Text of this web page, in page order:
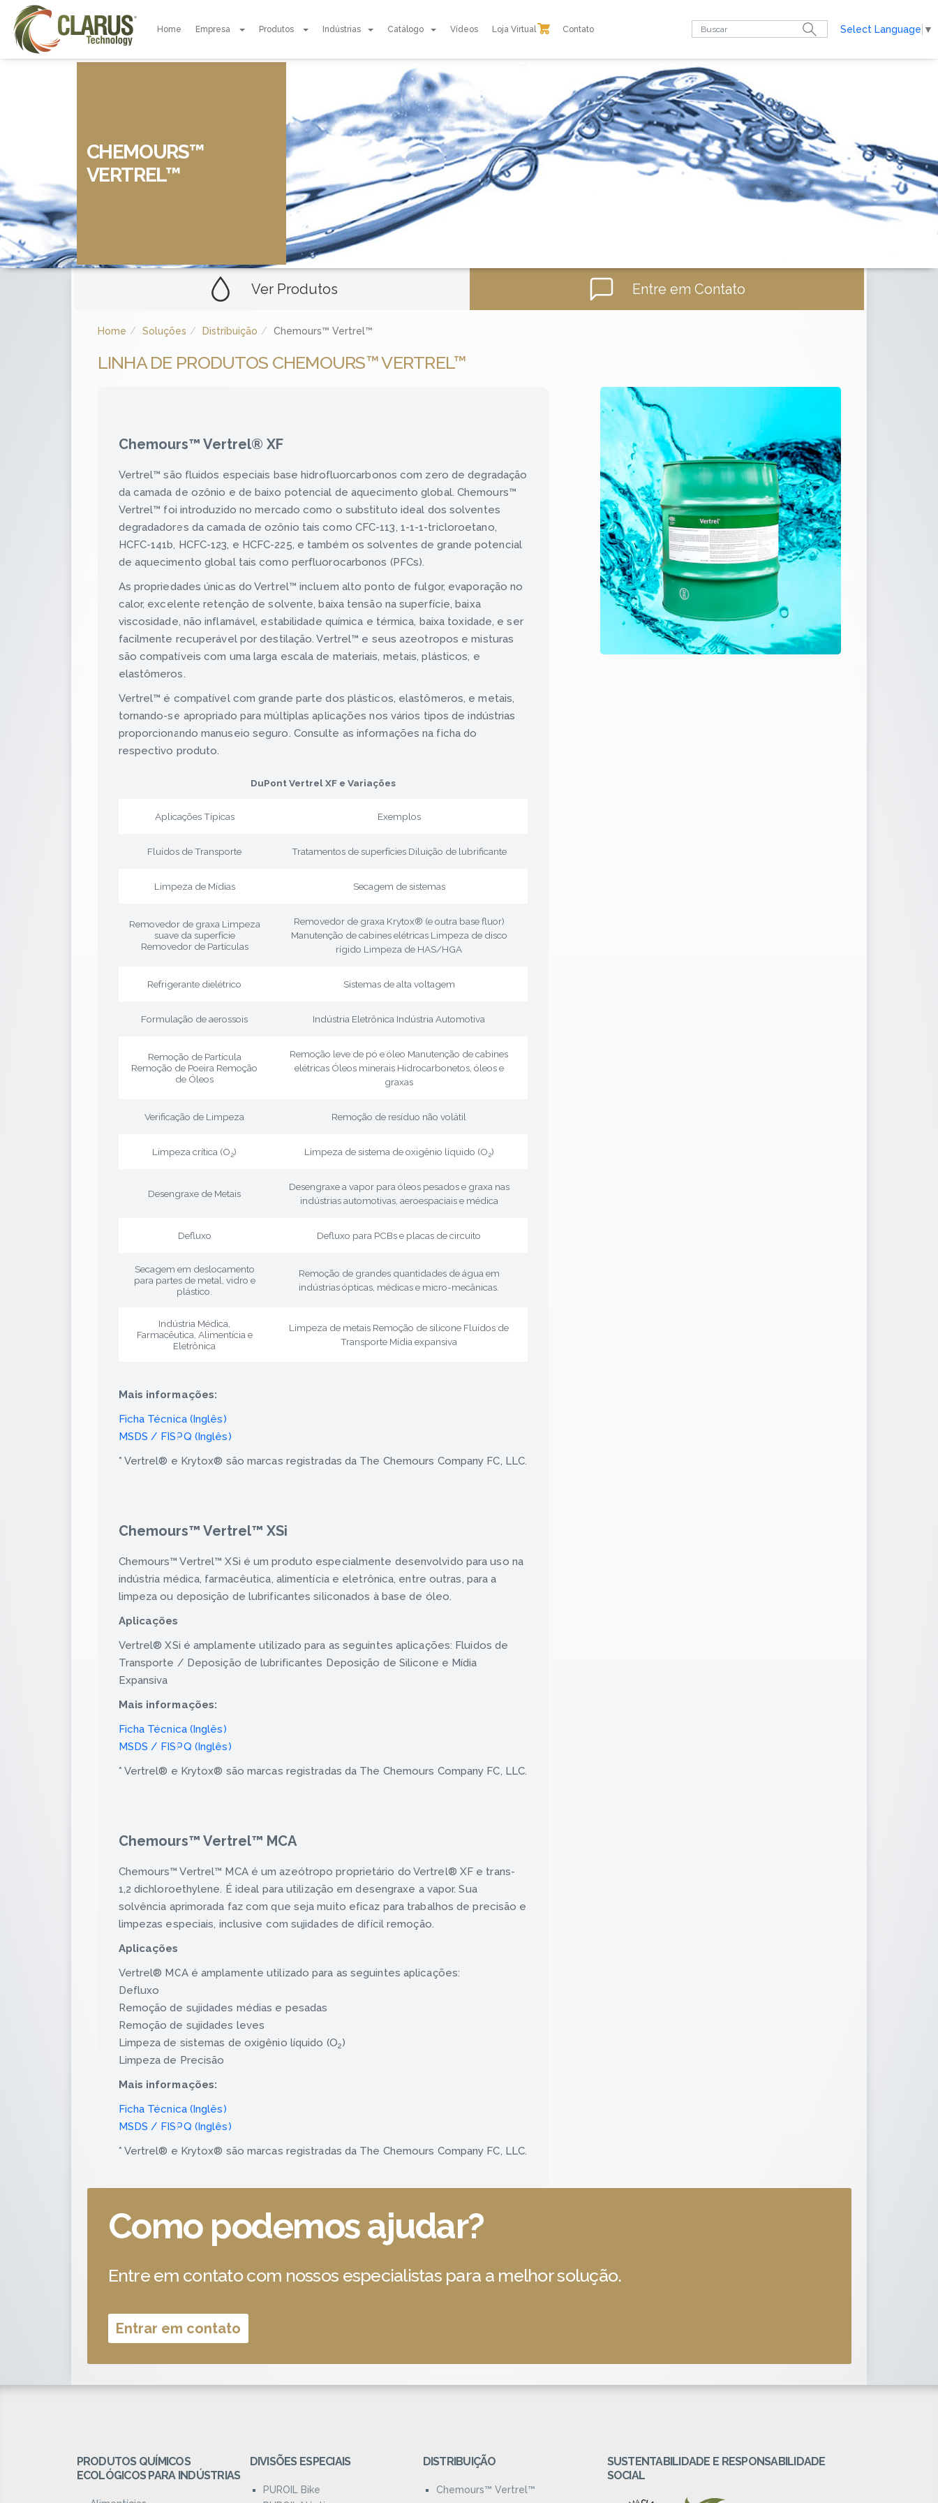
Home Empresa Produtos Indústrias Catálogo Vídeos Loja Virtual Contato Select Language ▼
CHEMOURS™
VERTREL™
Ver Produtos Entre em Contato
Home Soluções Distribuição Chemours™ Vertrel™
LINHA DE PRODUTOS CHEMOURS™ VERTREL™
Chemours™ Vertrel® XF
Vertrel™ são fluidos especiais base hidrofluorcarbonos com zero de degradação
da camada de ozônio e de baixo potencial de aquecimento global. Chemours™
Vertrel™ foi introduzido no mercado como o substituto ideal dos solventes
degradadores da camada de ozônio tais como CFC-113, 1-1-1-tricloroetano,
HCFC-141b, HCFC-123, e HCFC-225, e também os solventes de grande potencial
de aquecimento global tais como perfluorocarbonos (PFCs).
As propriedades únicas do Vertrel™ incluem alto ponto de fulgor, evaporação no
calor, excelente retenção de solvente, baixa tensão na superfície, baixa
viscosidade, não inflamável, estabilidade química e térmica, baixa toxidade, e ser
facilmente recuperável por destilação. Vertrel™ e seus azeotropos e misturas
são compatíveis com uma larga escala de materiais, metais, plásticos, e
elastômeros.
Vertrel™ é compatível com grande parte dos plásticos, elastômeros, e metais,
tornando-se apropriado para múltiplas aplicações nos vários tipos de indústrias
proporcionando manuseio seguro. Consulte as informações na ficha do
respectivo produto.
DuPont Vertrel XF e Variações
Aplicações Típicas Exemplos
Fluídos de Transporte Tratamentos de superfícies Diluição de lubrificante
Limpeza de Mídias Secagem de sistemas
Removedor de graxa Limpeza
suave da superfície
Removedor de Partículas
Removedor de graxa Krytox® (e outra base fluor)
Manutenção de cabines elétricas Limpeza de disco
rígido Limpeza de HAS/HGA
Refrigerante dielétrico Sistemas de alta voltagem
Formulação de aerossois Indústria Eletrônica Indústria Automotiva
Remoção de Partícula
Remoção de Poeira Remoção
de Óleos
Remoção leve de pó e óleo Manutenção de cabines
elétricas Óleos minerais Hidrocarbonetos, óleos e
graxas
Verificação de Limpeza Remoção de resíduo não volátil
Limpeza crítica (O2) Limpeza de sistema de oxigênio líquido (O2)
Desengraxe de Metais
Desengraxe a vapor para óleos pesados e graxa nas
indústrias automotivas, aeroespaciais e médica
Defluxo Defluxo para PCBs e placas de circuito
Secagem em deslocamento
para partes de metal, vidro e
plástico.
Remoção de grandes quantidades de água em
indústrias ópticas, médicas e micro-mecânicas.
Indústria Médica,
Farmacêutica, Alimentícia e
Eletrônica
Limpeza de metais Remoção de silicone Fluídos de
Transporte Mídia expansiva
Mais informações:
Ficha Técnica (Inglês)
MSDS / FISPQ (Inglês)
* Vertrel® e Krytox® são marcas registradas da The Chemours Company FC, LLC.
Chemours™ Vertrel™ XSi
Chemours™ Vertrel™ XSi é um produto especialmente desenvolvido para uso na
indústria médica, farmacêutica, alimentícia e eletrônica, entre outras, para a
limpeza ou deposição de lubrificantes siliconados à base de óleo.
Aplicações
Vertrel® XSi é amplamente utilizado para as seguintes aplicações: Fluidos de
Transporte / Deposição de lubrificantes Deposição de Silicone e Mídia
Expansiva
Mais informações:
Ficha Técnica (Inglês)
MSDS / FISPQ (Inglês)
* Vertrel® e Krytox® são marcas registradas da The Chemours Company FC, LLC.
Chemours™ Vertrel™ MCA
Chemours™ Vertrel™ MCA é um azeótropo proprietário do Vertrel® XF e trans-
1,2 dichloroethylene. É ideal para utilização em desengraxe a vapor. Sua
solvência aprimorada faz com que seja muito eficaz para trabalhos de precisão e
limpezas especiais, inclusive com sujidades de difícil remoção.
Aplicações
Vertrel® MCA é amplamente utilizado para as seguintes aplicações:
Defluxo
Remoção de sujidades médias e pesadas
Remoção de sujidades leves
Limpeza de sistemas de oxigênio líquido (O2)
Limpeza de Precisão
Mais informações:
Ficha Técnica (Inglês)
MSDS / FISPQ (Inglês)
* Vertrel® e Krytox® são marcas registradas da The Chemours Company FC, LLC.
Como podemos ajudar?
Entre em contato com nossos especialistas para a melhor solução.
Entrar em contato
PRODUTOS QUÍMICOS
ECOLÓGICOS PARA INDÚSTRIAS
DIVISÕES ESPECIAIS
PUROIL Bike
DISTRIBUIÇÃO
Chemours™ Vertrel™
SUSTENTABILIDADE E RESPONSABILIDADE
SOCIAL